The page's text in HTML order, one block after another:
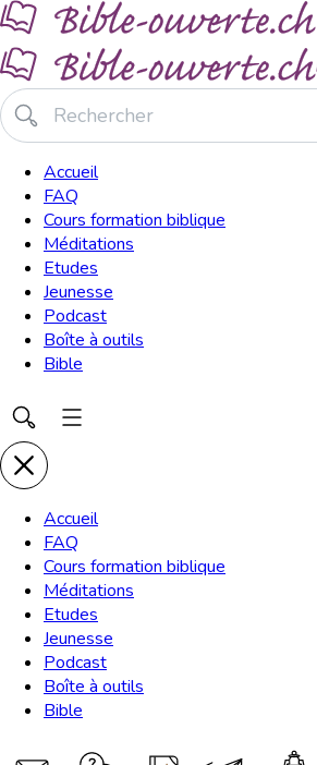
Accueil
FAQ
Cours formation biblique
Méditations
Etudes
Jeunesse
Podcast
Boîte à outils
Bible
Accueil
FAQ
Cours formation biblique
Méditations
Etudes
Jeunesse
Podcast
Boîte à outils
Bible